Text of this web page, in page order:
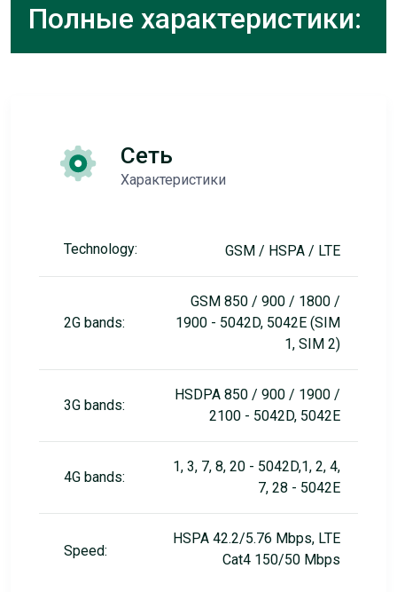
Полные характеристики:
Сеть
Характеристики
Technology: GSM / HSPA / LTE
2G bands:
GSM 850 / 900 / 1800 /
1900 - 5042D, 5042E (SIM
1, SIM 2)
3G bands:
HSDPA 850 / 900 / 1900 /
2100 - 5042D, 5042E
4G bands:
1, 3, 7, 8, 20 - 5042D,1, 2, 4,
7, 28 - 5042E
Speed:
HSPA 42.2/5.76 Mbps, LTE
Cat4 150/50 Mbps